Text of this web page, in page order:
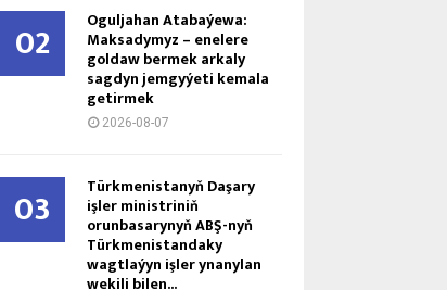
02 Oguljahan Atabaýewa:
Maksadymyz – enelere
goldaw bermek arkaly
sagdyn jemgyýeti kemala
getirmek
2026-08-07
03 Türkmenistanyň Daşary
işler ministriniň
orunbasarynyň ABŞ-nyň
Türkmenistandaky
wagtlaýyn işler ynanylan
wekili bilen...